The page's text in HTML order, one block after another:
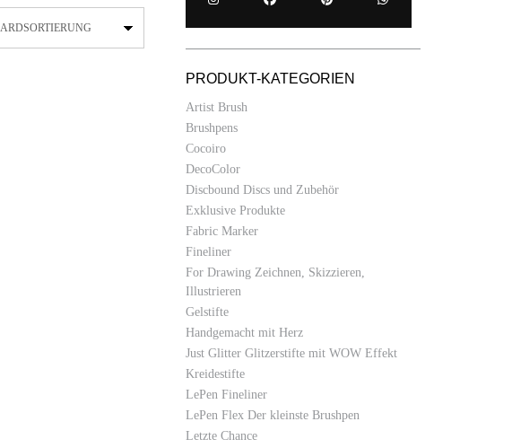
PRODUKT-KATEGORIEN
Artist Brush
Brushpens
Cocoiro
DecoColor
Discbound Discs und Zubehör
Exklusive Produkte
Fabric Marker
Fineliner
For Drawing Zeichnen, Skizzieren,
Illustrieren
Gelstifte
Handgemacht mit Herz
Just Glitter Glitzerstifte mit WOW Effekt
Kreidestifte
LePen Fineliner
LePen Flex Der kleinste Brushpen
Letzte Chance